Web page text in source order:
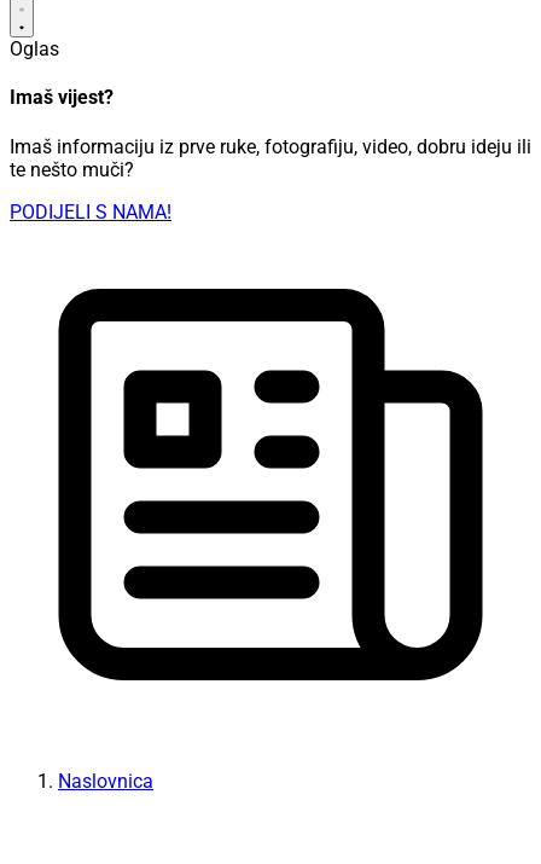
Oglas
Imaš vijest?
Imaš informaciju iz prve ruke, fotografiju, video, dobru ideju ili
te nešto muči?
PODIJELI S NAMA!
Naslovnica